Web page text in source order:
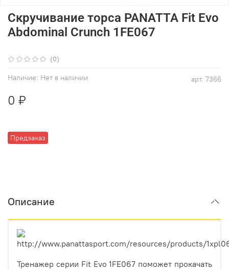
(0)
арт. 7366
Наличие: Нет в наличии
Предзаказ
Скручивание торса PANATTA Fit Evo
Abdominal Crunch 1FE067
0 ₽
Описание
Тренажер серии Fit Evo 1FE067 поможет прокачать